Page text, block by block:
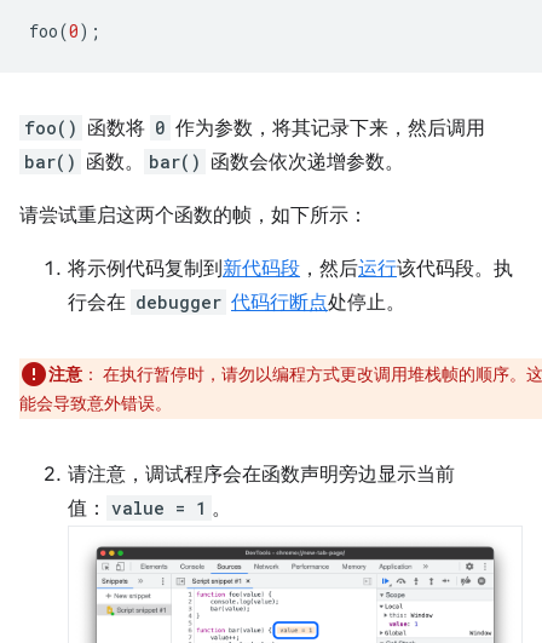
foo(0);
foo() 函数将 0 作为参数，将其记录下来，然后调用
bar() 函数。 bar() 函数会依次递增参数。
请尝试重启这两个函数的帧，如下所示：
将示例代码复制到新代码段 ，然后运行该代码段。执
行会在 debugger 代码行断点处停止。
注意 ： 在执行暂停时，请勿以编程方式更改调用堆栈帧的顺序。
能会导致意外错误。
请注意，调试程序会在函数声明旁边显示当前
值： value = 1 。